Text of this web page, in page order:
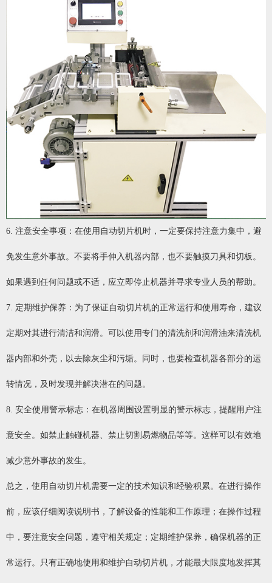
6. 注意安全事项：在使用自动切片机时，一定要保持注意力集中，避
免发生意外事故。不要将手伸入机器内部，也不要触摸刀具和切板。
如果遇到任何问题或不适，应立即停止机器并寻求专业人员的帮助。
7. 定期维护保养：为了保证自动切片机的正常运行和使用寿命，建议
定期对其进行清洁和润滑。可以使用专门的清洗剂和润滑油来清洗机
器内部和外壳，以去除灰尘和污垢。同时，也要检查机器各部分的运
转情况，及时发现并解决潜在的问题。
8. 安全使用警示标志：在机器周围设置明显的警示标志，提醒用户注
意安全。如禁止触碰机器、禁止切割易燃物品等等。这样可以有效地
减少意外事故的发生。
总之，使用自动切片机需要一定的技术知识和经验积累。在进行操作
前，应该仔细阅读说明书，了解设备的性能和工作原理；在操作过程
中，要注意安全问题，遵守相关规定；定期维护保养，确保机器的正
常运行。只有正确地使用和维护自动切片机，才能最大限度地发挥其